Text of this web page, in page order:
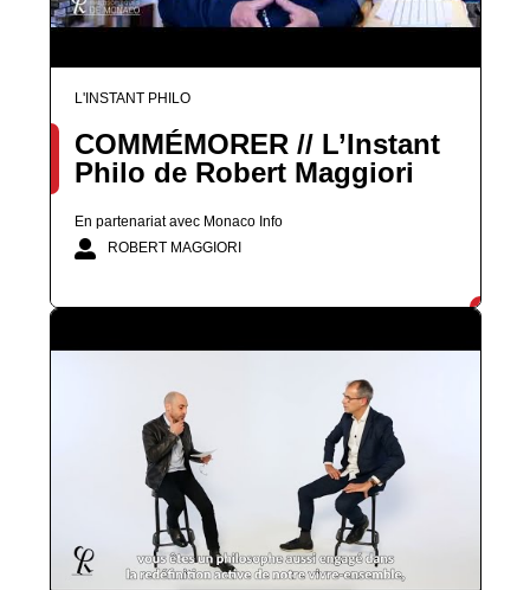
L'INSTANT PHILO
COMMÉMORER // L’Instant
Philo de Robert Maggiori
En partenariat avec Monaco Info
ROBERT MAGGIORI